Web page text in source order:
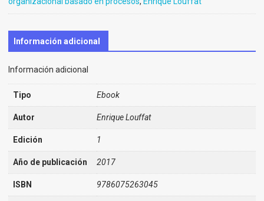
Información adicional
Información adicional
Tipo Ebook
Autor Enrique Louffat
Edición 1
Año de publicación 2017
ISBN 9786075263045